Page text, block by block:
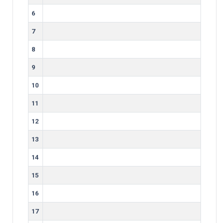
6
7
8
9
10
11
12
13
14
15
16
17